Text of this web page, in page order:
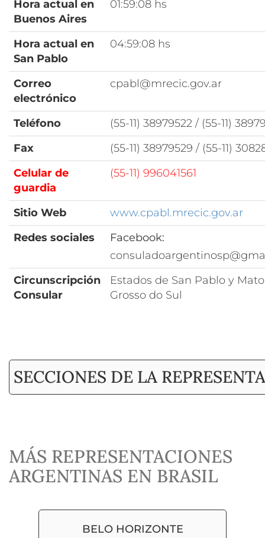
Hora actual en
Buenos Aires
01:59:08 hs
Hora actual en
San Pablo
04:59:08 hs
Correo
electrónico
cpabl@mrecic.gov.ar
Teléfono
(55-11) 38979522 / (55-11)
Fax
(55-11) 38979529 / (55-11)
Celular de
guardia
(55-11) 996041561
Sitio Web
www.cpabl.mrecic.gov.ar
Redes sociales
Facebook:
Circunscripción
Consular
Estados de San Pablo y Mato
Grosso do Sul
SECCIONES DE LA
MÁS REPRESENTACIONES
ARGENTINAS EN BRASIL
BELO HORIZONTE